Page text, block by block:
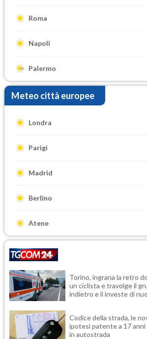
Roma
Napoli
Palermo
Meteo città europee
Londra
Parigi
Madrid
Berlino
Atene
Torino, ingrana la retro
un ciclista e travolge il
indietro e li investe di
Codice della strada, le
ipotesi patente a 17 anni
in autostrada